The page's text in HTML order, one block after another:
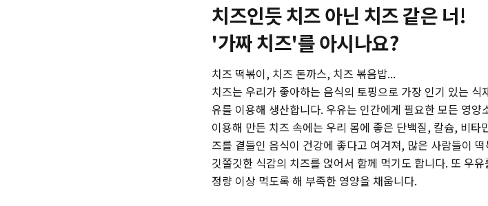
치즈인듯 치즈 아닌 치즈 같은 너!
'가짜 치즈'를 아시나요?
치즈 떡볶이, 치즈 돈까스, 치즈 볶음밥...
치즈는 우리가 좋아하는 음식의 토핑으로 가장 인기 있는
유를 이용해 생산합니다. 우유는 인간에게 필요한 모든 영
이용해 만든 치즈 속에는 우리 몸에 좋은 단백질, 칼슘, 비
즈를 곁들인 음식이 건강에 좋다고 여겨져, 많은 사람들이
깃쫄깃한 식감의 치즈를 얹어서 함께 먹기도 합니다. 또 우
정량 이상 먹도록 해 부족한 영양을 채웁니다.